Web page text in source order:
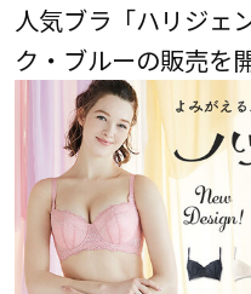
人気ブラ「ハリジェ
ク・ブルーの販売を